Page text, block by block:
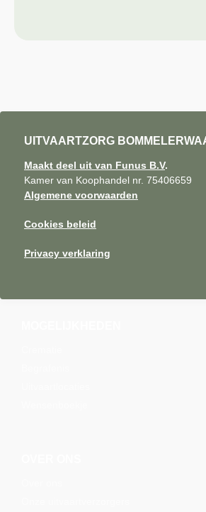
UITVAARTZORG
Maakt deel uit van Funus B.V.
Kamer van Koophandel nr. 75406659
Algemene voorwaarden
Cookies beleid
Privacy verklaring